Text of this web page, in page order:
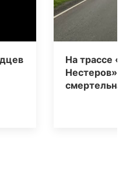
На трассе
Нестеров»